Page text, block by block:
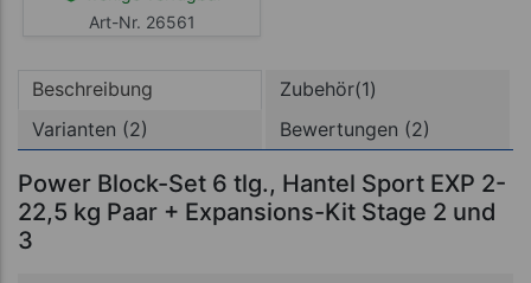
Art-Nr. 26561
Beschreibung
Zubehör(1)
Varianten (2)
Bewertungen (2)
Power Block-Set 6 tlg., Hantel Sport EXP 2-
22,5 kg Paar + Expansions-Kit Stage 2 und
3